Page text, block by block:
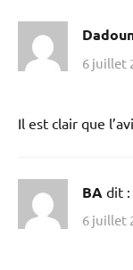
6 juillet
Il est clair que
BA dit :
6 juillet